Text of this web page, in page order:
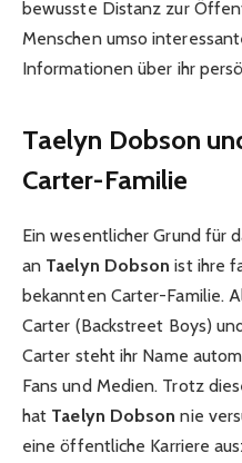
bewusste Distanz zur
Menschen umso
Informationen über ihr
Taelyn Dobson
Carter-Familie
Ein wesentlicher Grund für
an Taelyn Dobson ist ihre
bekannten Carter-Familie.
Carter (Backstreet Boys)
Carter steht ihr Name
Fans und Medien. Trotz
hat Taelyn Dobson nie
eine öffentliche Karriere